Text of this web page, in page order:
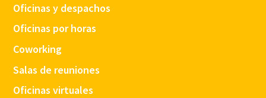
Oficinas y despachos
Oficinas por horas
Coworking
Salas de reuniones
Oficinas virtuales